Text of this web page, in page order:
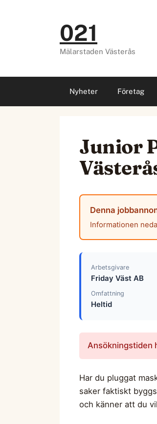
021
Mälarstaden Västerås
Nyheter Företag
Junior
Denna
Informationen
Arbetsgivare
Friday Väst AB
Omfattning
Heltid
Ansökningstiden
Har du pluggat
saker faktiskt
och känner att du